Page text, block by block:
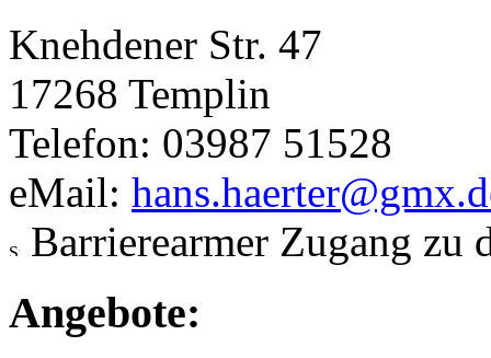
Knehdener Str. 47
17268 Templin
Telefon: 03987 51528
eMail:
Barrierearmer Zugang zu
Angebote: